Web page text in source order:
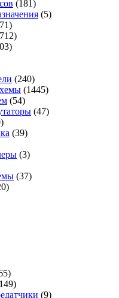
(181)
(5)
(240)
(1445)
(54)
(47)
(39)
(3)
(37)
(9)